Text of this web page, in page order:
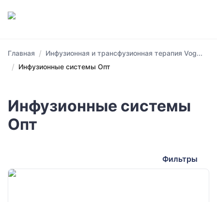
Главная / Инфузионная и трансфузионная терапия Vog...
/ Инфузионные системы Опт
Инфузионные системы
Опт
Фильтры